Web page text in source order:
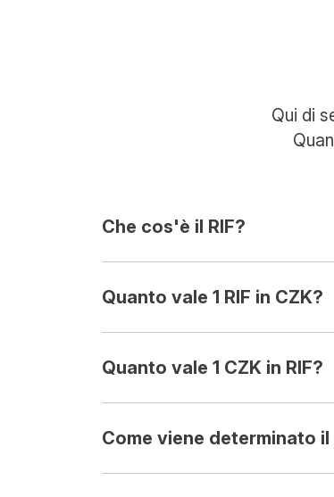
Qui di
Che cos'è il RIF?
Quanto vale 1 RIF in CZK?
Quanto vale 1 CZK in RIF?
Come viene determinato il